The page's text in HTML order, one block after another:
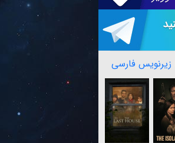
زیرنویس فارسی